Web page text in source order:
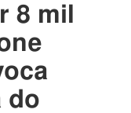
8 mil
do